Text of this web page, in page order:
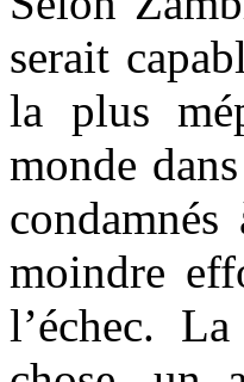
serait
la plus
monde
moindre
l’échec.